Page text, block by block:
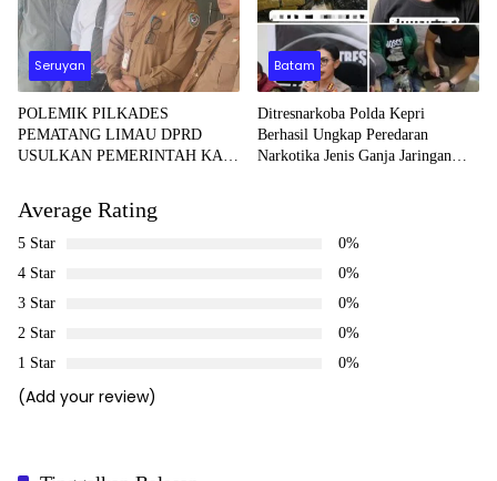
Seruyan
POLEMIK PILKADES
PEMATANG LIMAU DPRD
USULKAN PEMERINTAH KAJI
Batam
Ditresnarkoba Polda Kepri
Berhasil Ungkap Peredaran
Narkotika Jenis Ganja Jaringan
Average Rating
5 Star
0%
4 Star
0%
3 Star
0%
2 Star
0%
1 Star
0%
(Add your review)